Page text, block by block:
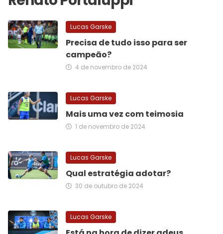
Lucas Garske
Precisa de tudo isso para ser
campeão?
4 de novembro de 2024
Lucas Garske
Mais uma vez com teimosia
1 de novembro de 2024
Lucas Garske
Qual estratégia adotar?
30 de outubro de 2024
Lucas Garske